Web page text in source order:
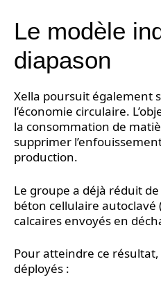
Le modèle
diapason
Xella poursuit également
l’économie circulaire.
la consommation de
supprimer
production.
Le groupe a déjà réduit
béton cellulaire autoclavé
calcaires envoyés en
Pour atteindre ce
déployés :